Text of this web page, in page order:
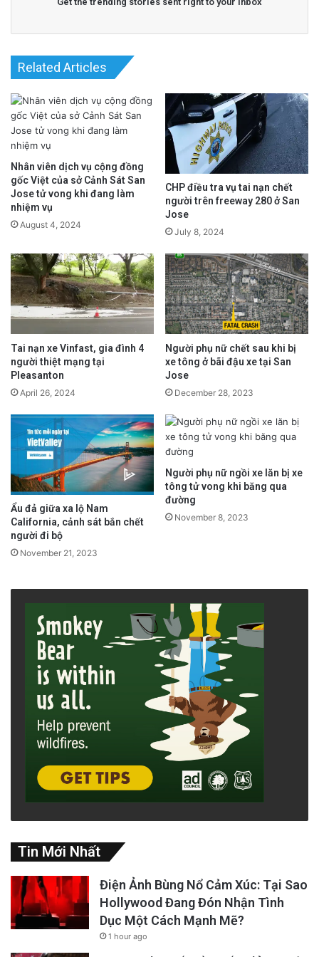
Đọc tin tiếng Anh tại đây.
advertisement
Related Articles
Nhân viên dịch vụ cộng đồng
gốc Việt của sở Cảnh Sát San
Jose tử vong khi đang làm
nhiệm vụ
August 4, 2024
CHP điều tra vụ tai nạn chết
người trên freeway 280 ở San
Jose
July 8, 2024
Tai nạn xe Vinfast, gia đình 4
người thiệt mạng tại
Pleasanton
April 26, 2024
Người phụ nữ chết sau khi bị
xe tông ở bãi đậu xe tại San
Jose
December 28, 2023
Ẩu đả giữa xa lộ Nam
California, cảnh sát bắn chết
người đi bộ
November 21, 2023
Người phụ nữ ngồi xe lăn bị xe
tông tử vong khi băng qua
đường
November 8, 2023
Tin Mới Nhất
Điện Ảnh Bùng Nổ Cảm Xúc: Tại Sao
Hollywood Đang Đón Nhận Tình
Dục Một Cách Mạnh Mẽ?
1 hour ago